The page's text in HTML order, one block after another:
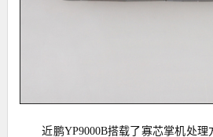
近鹏YP9000B搭载了寡芯掌机处理